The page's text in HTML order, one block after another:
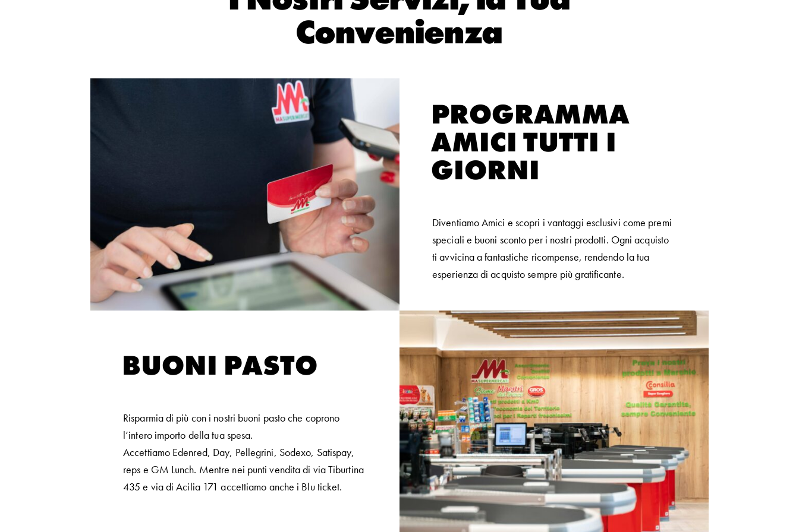
Convenienza
PROGRAMMA
AMICI TUTTI I
GIORNI
Diventiamo Amici e scopri i vantaggi esclusivi come premi
speciali e buoni sconto per i nostri prodotti. Ogni acquisto
ti avvicina a fantastiche ricompense, rendendo la tua
esperienza di acquisto sempre più gratificante.
BUONI PASTO
Risparmia di più con i nostri buoni pasto che coprono
l’intero importo della tua spesa.
Accettiamo Edenred, Day, Pellegrini, Sodexo, Satispay,
reps e GM Lunch. Mentre nei punti vendita di via Tiburtina
435 e via di Acilia 171 accettiamo anche i Blu ticket.